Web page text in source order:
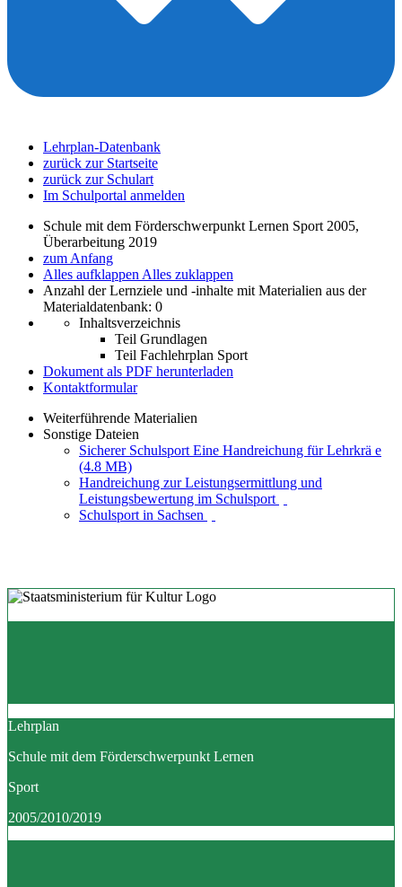
Lehrplan-Datenbank
zurück zur Startseite
zurück zur Schulart
Im Schulportal anmelden
Schule mit dem Förderschwerpunkt Lernen Sport 2005,
Überarbeitung 2019
zum Anfang
Alles aufklappen Alles zuklappen
Anzahl der Lernziele und -inhalte mit Materialien aus der
Materialdatenbank: 0
Inhaltsverzeichnis
Teil Grundlagen
Teil Fachlehrplan Sport
Dokument als PDF herunterladen
Kontaktformular
Weiterführende Materialien
Sonstige Dateien
Sicherer Schulsport Eine Handreichung für Lehrkrä e
(4.8 MB)
Handreichung zur Leistungsermittlung und
Leistungsbewertung im Schulsport
Schulsport in Sachsen
Lehrplan
Schule mit dem Förderschwerpunkt Lernen
Sport
2005/2010/2019